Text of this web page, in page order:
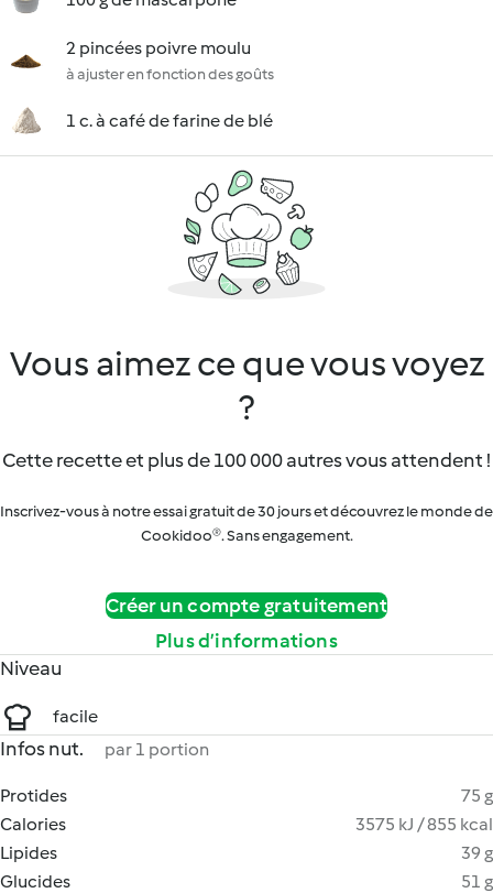
2 pincées poivre moulu
à ajuster en fonction des goûts
1 c. à café de farine de blé
Vous aimez ce que vous voyez
?
Cette recette et plus de 100 000 autres vous attendent !
Inscrivez-vous à notre essai gratuit de 30 jours et découvrez le monde de
Cookidoo®. Sans engagement.
Créer un compte gratuitement
Plus d’informations
Niveau
facile
Infos nut. par 1 portion
Protides
75 g
Calories
3575 kJ / 855 kcal
Lipides
39 g
Glucides
51 g